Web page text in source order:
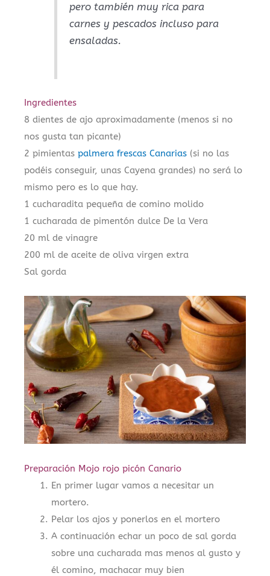
pero también muy rica para
carnes y pescados incluso para
ensaladas.
Ingredientes
8 dientes de ajo aproximadamente (menos si no
nos gusta tan picante)
2 pimientas palmera frescas Canarias (si no las
podéis conseguir, unas Cayena grandes) no será lo
mismo pero es lo que hay.
1 cucharadita pequeña de comino molido
1 cucharada de pimentón dulce De la Vera
20 ml de vinagre
200 ml de aceite de oliva virgen extra
Sal gorda
Preparación Mojo rojo picón Canario
En primer lugar vamos a necesitar un
mortero.
Pelar los ajos y ponerlos en el mortero
A continuación echar un poco de sal gorda
sobre una cucharada mas menos al gusto y
él comino, machacar muy bien